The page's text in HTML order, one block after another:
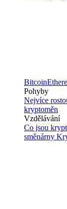
Bitcoin
Pohyby
Nejvíce
kryptoměn
Vzdělávání
Co jsou
směnárny